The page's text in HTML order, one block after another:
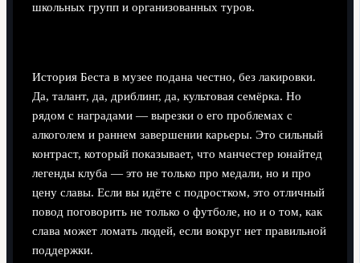
школьных групп и организованных туров.
История Беста в музее подана честно, без лакировки.
Да, талант, да, дриблинг, да, культовая семёрка. Но
рядом с наградами — вырезки о его проблемах с
алкоголем и раннем завершении карьеры. Это сильный
контраст, который показывает, что манчестер юнайтед
легенды клуба — это не только про медали, но и про
цену славы. Если вы идёте с подростком, это отличный
повод поговорить не только о футболе, но и о том, как
слава может ломать людей, если вокруг нет правильной
поддержки.